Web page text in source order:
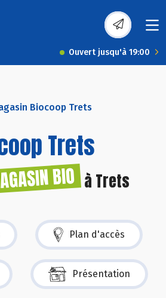
Ouvert jusqu'à 19:00
Biocoop Trets
Trets
BIO à Trets
Plan d'accès
Présentation